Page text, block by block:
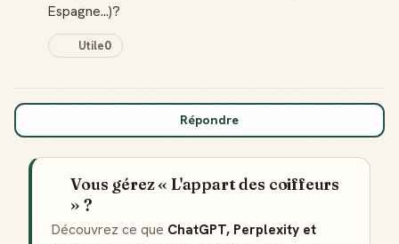
Espagne...)?
Utile0
Répondre
Vous gérez « L'appart des coiffeurs
» ?
Découvrez ce que ChatGPT, Perplexity et